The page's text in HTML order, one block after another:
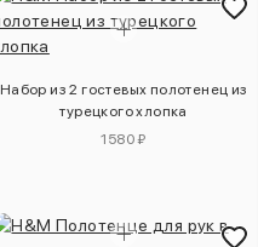
Набор из 2 гостевых полотенец из
турецкого хлопка
1580 ₽